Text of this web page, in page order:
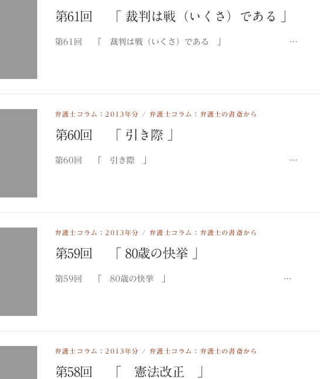
第61回 「 裁判は戦（いくさ）である 」
第61回 「 裁判は戦（いくさ）である 」 …
弁護士コラム：2013年分 /弁護士コラム：弁護士の書斎から
第60回 「 引き際 」
第60回 「 引き際 」 …
弁護士コラム：2013年分 /弁護士コラム：弁護士の書斎から
第59回 「 80歳の快挙 」
第59回 「 80歳の快挙 」 …
弁護士コラム：2013年分 /弁護士コラム：弁護士の書斎から
第58回 「 憲法改正 」